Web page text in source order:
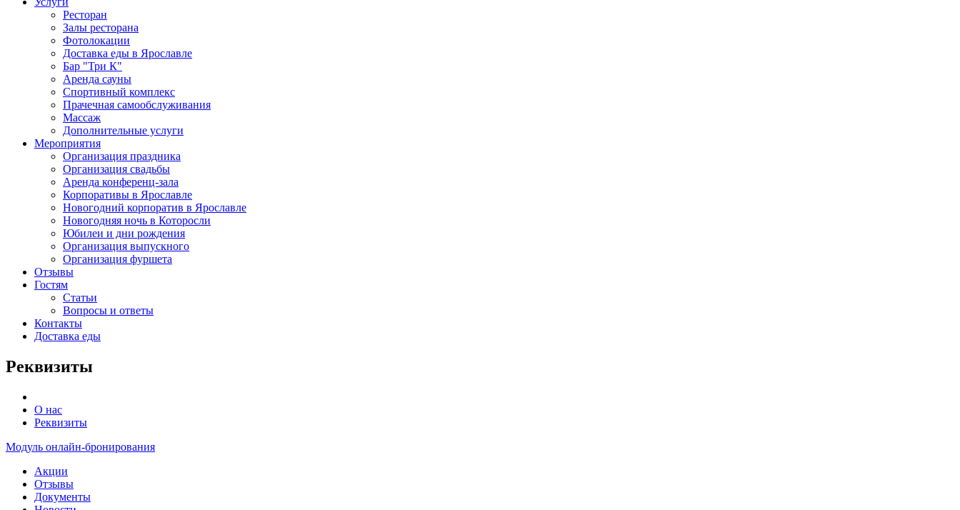
Ресторан
Залы ресторана
Фотолокации
Доставка еды в Ярославле
Бар "Три К"
Аренда сауны
Спортивный комплекс
Прачечная самообслуживания
Массаж
Дополнительные услуги
Мероприятия
Организация праздника
Организация свадьбы
Аренда конференц-зала
Корпоративы в Ярославле
Новогодний корпоратив в Ярославле
Новогодняя ночь в Которосли
Юбилеи и дни рождения
Организация выпускного
Организация фуршета
Отзывы
Гостям
Статьи
Вопросы и ответы
Контакты
Доставка еды
Реквизиты
О нас
Реквизиты
Модуль онлайн-бронирования
Акции
Отзывы
Документы